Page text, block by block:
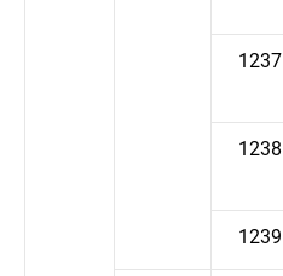
1237
1238
1239